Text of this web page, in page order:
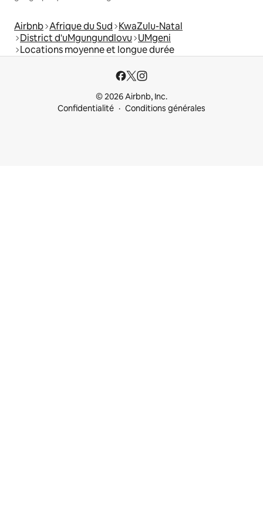
Airbnb Afrique du Sud KwaZulu-Natal
District d'uMgungundlovu UMgeni
Locations moyenne et longue durée
© 2026 Airbnb, Inc.
Confidentialité
Conditions générales